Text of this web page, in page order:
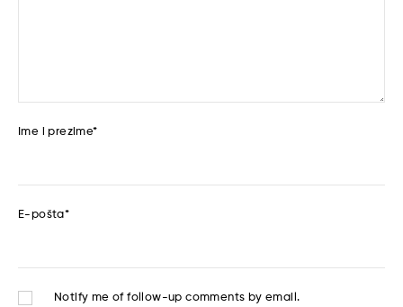
Ime i prezime*
E-pošta*
Notify me of follow-up comments by email.